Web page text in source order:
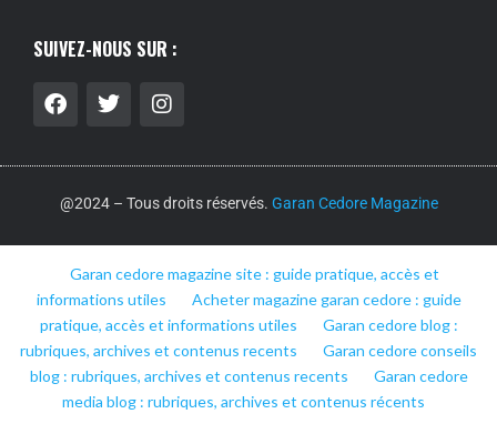
SUIVEZ-NOUS SUR :
@2024 – Tous droits réservés. Garan Cedore Magazine
Garan cedore magazine site : guide pratique, accès et
informations utiles
Acheter magazine garan cedore : guide
pratique, accès et informations utiles
Garan cedore blog :
rubriques, archives et contenus recents
Garan cedore conseils
blog : rubriques, archives et contenus recents
Garan cedore
media blog : rubriques, archives et contenus récents